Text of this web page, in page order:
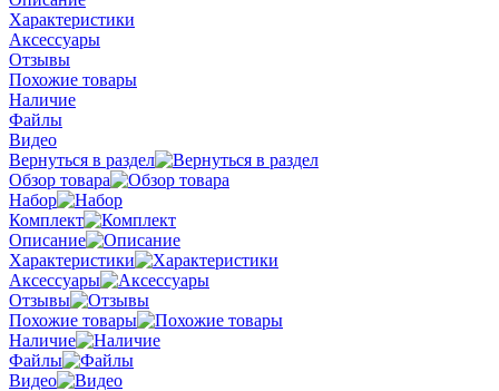
Характеристики
Аксессуары
Отзывы
Похожие товары
Наличие
Файлы
Видео
Вернуться в раздел
Обзор товара
Набор
Комплект
Описание
Характеристики
Аксессуары
Отзывы
Похожие товары
Наличие
Файлы
Видео